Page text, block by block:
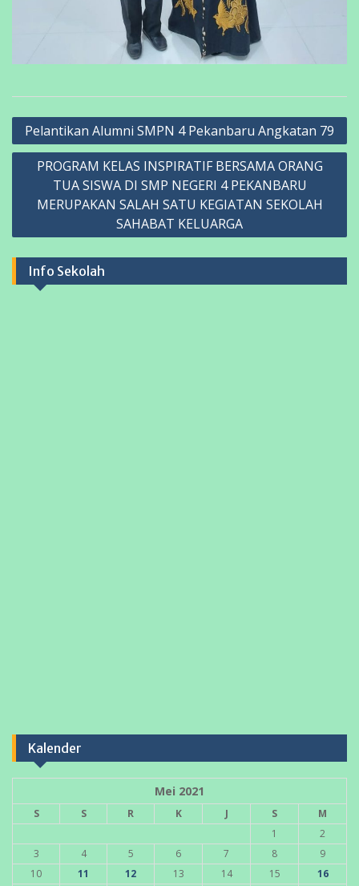
Navigasi
pos
Pelantikan Alumni SMPN 4 Pekanbaru Angkatan 79
PROGRAM KELAS INSPIRATIF BERSAMA ORANG
TUA SISWA DI SMP NEGERI 4 PEKANBARU
MERUPAKAN SALAH SATU KEGIATAN SEKOLAH
SAHABAT KELUARGA
Info Sekolah
Kalender
Mei 2021
S S R K J S
M
1
2
3
4 5 6 7 8
9
10
11 12 13 14 15 16